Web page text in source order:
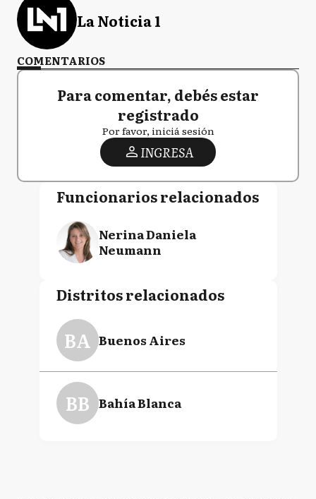
La Noticia 1
COMENTARIOS
Para comentar, debés estar
registrado
Por favor, iniciá sesión
INGRESA
Funcionarios relacionados
Nerina Daniela
Neumann
Distritos relacionados
BA Buenos Aires
BB Bahía Blanca